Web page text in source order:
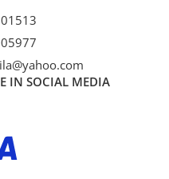
IN SOCIAL MEDIA